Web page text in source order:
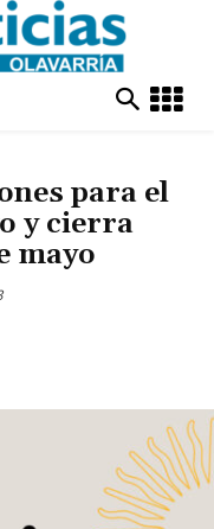
para el
y cierra
mayo